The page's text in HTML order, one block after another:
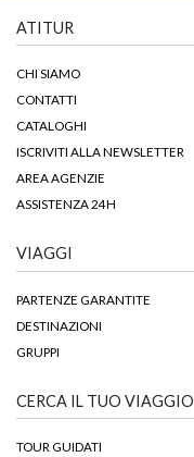
ATITUR
CHI SIAMO
CONTATTI
CATALOGHI
ISCRIVITI ALLA NEWSLETTER
AREA AGENZIE
ASSISTENZA 24H
VIAGGI
PARTENZE GARANTITE
DESTINAZIONI
GRUPPI
CERCA IL TUO VIAGGIO
TOUR GUIDATI